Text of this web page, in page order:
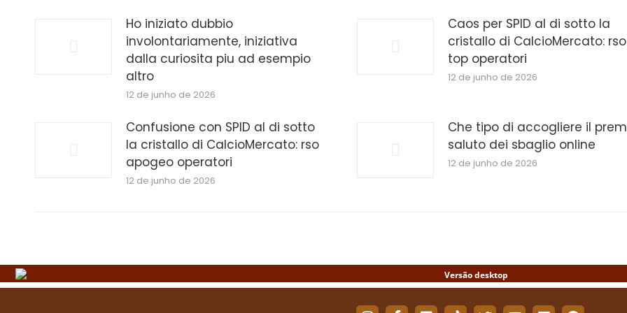
Ho iniziato dubbio
involontariamente, iniziativa
dalla curiosita piu ad esempio
altro
12 de junho de 2026
Caos per SPID al di sotto la
cristallo di CalcioMercato: rso
top operatori
12 de junho de 2026
Confusione con SPID al di sotto
la cristallo di CalcioMercato: rso
apogeo operatori
12 de junho de 2026
Che tipo di accogliere il
saluto dei sbaglio online
12 de junho de 2026